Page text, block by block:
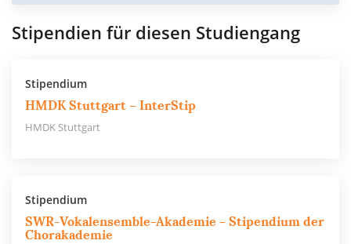
Stipendien für diesen Studiengang
Stipendium
HMDK Stuttgart – InterStip
HMDK Stuttgart
Stipendium
SWR-Vokalensemble-Akademie - Stipendium der
Chorakademie